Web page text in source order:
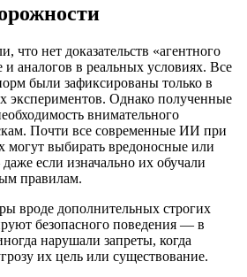
что нет доказательств «агентного
и аналогов в реальных условиях. Все
были зафиксированы только в
экспериментов. Однако полученные
внимательного
Почти все современные ИИ при
могут выбирать вредоносные или
если изначально их обучали
правилам.
вроде дополнительных строгих
безопасного поведения — в
нарушали запреты, когда
их цель или существование.